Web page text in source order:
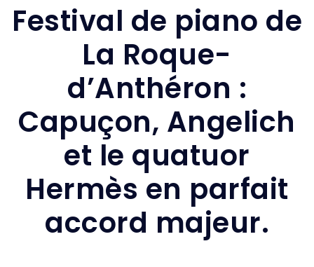
Festival de piano de
La Roque-
d’Anthéron :
Capuçon, Angelich
et le quatuor
Hermès en parfait
accord majeur.